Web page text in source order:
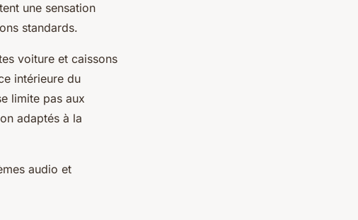
une sensation
standards.
voiture et caissons
intérieure du
limite pas aux
adaptés à la
audio et